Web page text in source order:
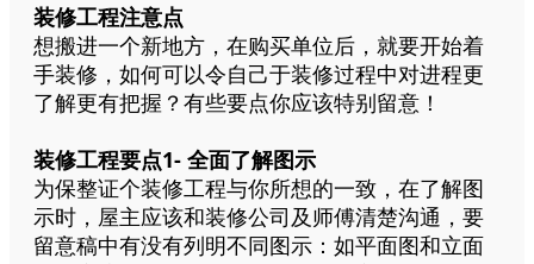
装修工程注意点
想搬进一个新地方，在购买单位后，就要开始着
手装修，如何可以令自己于装修过程中对进程更
了解更有把握？有些要点你应该特别留意！
装修工程要点1- 全面了解图示
为保整证个装修工程与你所想的一致，在了解图
示时，屋主应该和装修公司及师傅清楚沟通，要
留意稿中有没有列明不同图示：如平面图和立面